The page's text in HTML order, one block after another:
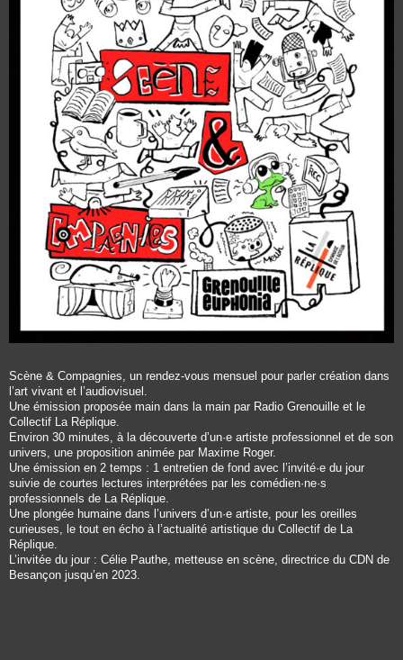
Scène & Compagnies, un rendez-vous mensuel pour parler création dans
l’art vivant et l’audiovisuel.
Une émission proposée main dans la main par Radio Grenouille et le
Collectif La Réplique.
Environ 30 minutes, à la découverte d’un·e artiste professionnel et de son
univers, une proposition animée par Maxime Roger.
Une émission en 2 temps : 1 entretien de fond avec l’invité·e du jour
suivie de courtes lectures interprétées par les comédien·ne·s
professionnels de La Réplique.
Une plongée humaine dans l’univers d’un·e artiste, pour les oreilles
curieuses, le tout en écho à l’actualité artistique du Collectif de La
Réplique.
L’invitée du jour : Célie Pauthe, metteuse en scène, directrice du CDN de
Besançon jusqu’en 2023.